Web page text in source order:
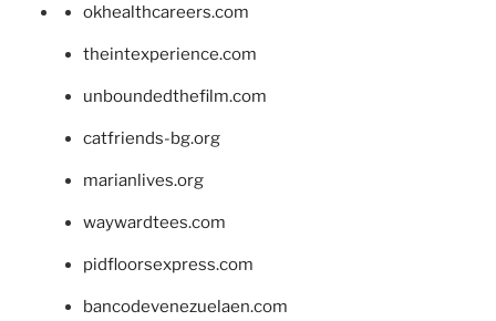
okhealthcareers.com
theintexperience.com
unboundedthefilm.com
catfriends-bg.org
marianlives.org
waywardtees.com
pidfloorsexpress.com
bancodevenezuelaen.com